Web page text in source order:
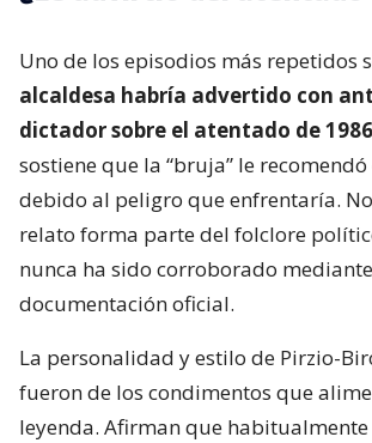
Uno de los episodios más repetidos
alcaldesa habría advertido con
dictador sobre el atentado de 1986
sostiene que la “bruja” le
debido al peligro que enfrentaría.
relato forma parte del folclore
nunca ha sido corroborado mediante
documentación oficial.
La personalidad y estilo de Pirzio-
fueron de los condimentos que
leyenda. Afirman que